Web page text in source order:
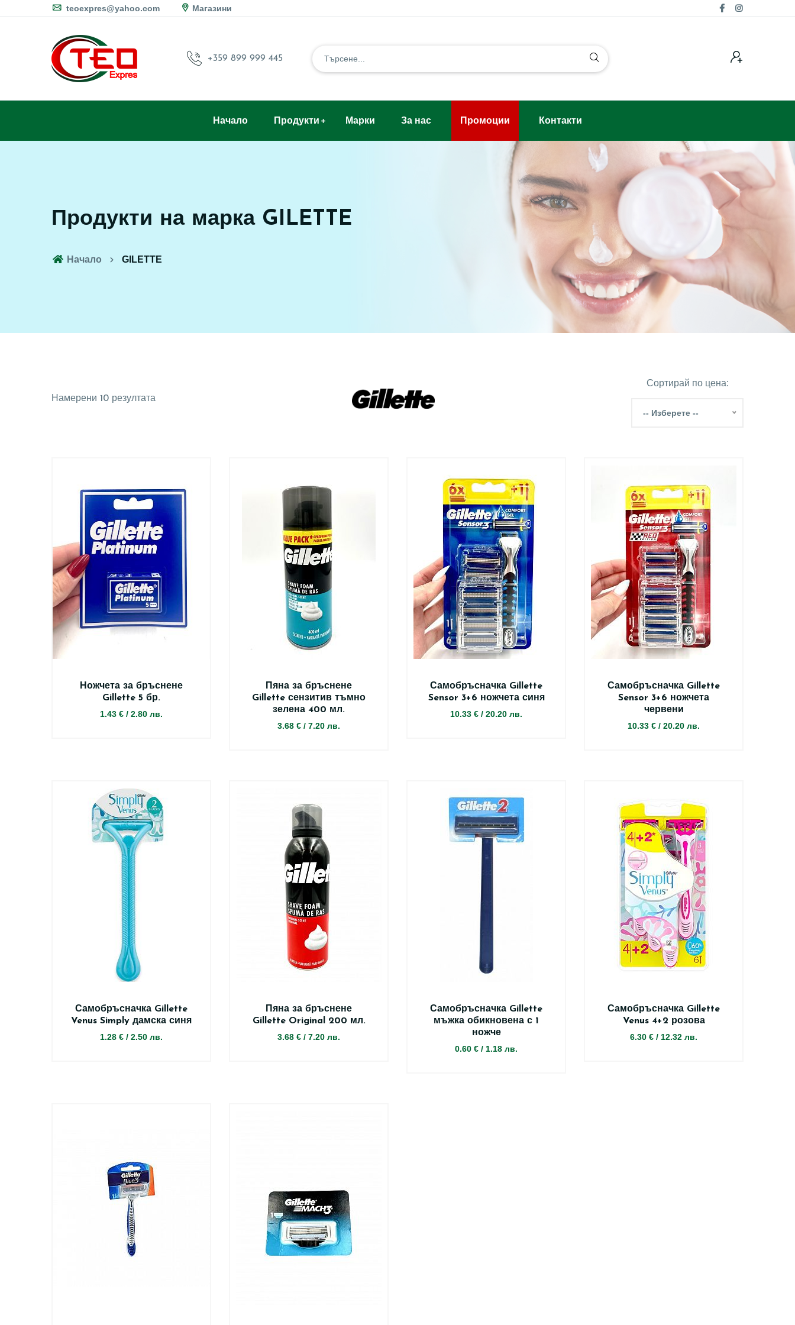
teoexpres@yahoo.com Магазини
+359 899 999 445
Начало Продукти Марки За нас Промоции Контакти
Продукти на марка GILETTE
Начало GILETTE
Намерени 10 резултата
Сортирай по цена:
-- Изберете --
Ножчета за бръснене
Gillette 5 бр.
1.43 € / 2.80 лв.
Пяна за бръснене
Gillette сензитив тъмно
зелена 400 мл.
3.68 € / 7.20 лв.
Самобръсначка Gillette
Sensor 3+6 ножчета синя
10.33 € / 20.20 лв.
Самобръсначка Gillette
Sensor 3+6 ножчета
червени
10.33 € / 20.20 лв.
Самобръсначка Gillette
Venus Simply дамска синя
1.28 € / 2.50 лв.
Пяна за бръснене
Gillette Original 200 мл.
3.68 € / 7.20 лв.
Самобръсначка Gillette
мъжка обикновена с 1
ножче
0.60 € / 1.18 лв.
Самобръсначка Gillette
Venus 4+2 розова
6.30 € / 12.32 лв.